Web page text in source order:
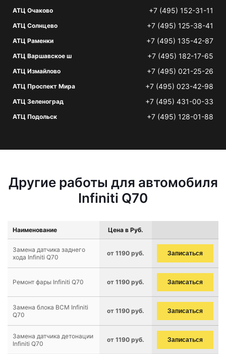
АТЦ Очаково +7 (495) 152-31-11
АТЦ Солнцево +7 (495) 125-38-41
АТЦ Раменки +7 (495) 135-42-87
АТЦ Варшавское ш +7 (495) 182-17-65
АТЦ Измайлово +7 (495) 021-25-26
АТЦ Проспект Мира +7 (495) 023-42-98
АТЦ Зеленоград +7 (495) 431-00-33
АТЦ Подольск +7 (495) 128-01-88
Другие работы для автомобиля
Infiniti Q70
Наименование Цена в Руб.
Замена датчика заднего
хода Infiniti Q70
от 1190 руб. Записаться
Ремонт фары Infiniti Q70 от 1190 руб. Записаться
Замена блока BCM Infiniti
Q70
от 1190 руб. Записаться
Замена датчика детонации
Infiniti Q70
от 1190 руб. Записаться